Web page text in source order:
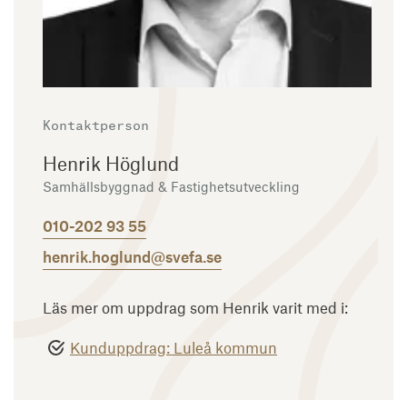
Kontaktperson
Henrik Höglund
Samhällsbyggnad & Fastighetsutveckling
010-202 93 55
henrik.hoglund@svefa.se
Läs mer om uppdrag som Henrik varit med i:
Kunduppdrag: Luleå kommun